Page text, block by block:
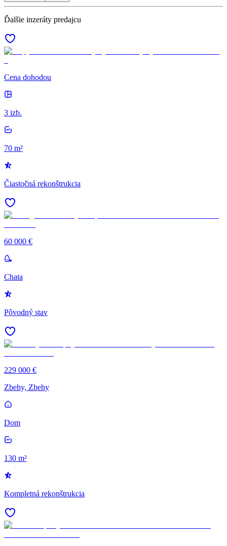
Ďalšie inzeráty predajcu
Cena dohodou
3 izb.
70 m²
Čiastočná rekonštrukcia
60 000 €
Chata
Pôvodný stav
229 000 €
Zbehy, Zbehy
Dom
130 m²
Kompletná rekonštrukcia